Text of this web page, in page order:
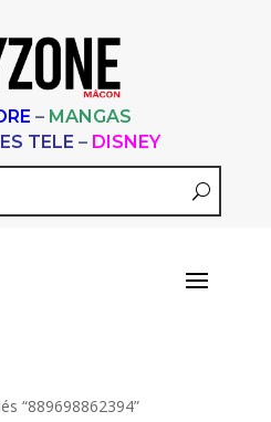
– MANGAS
TELE – DISNEY
“889698862394”